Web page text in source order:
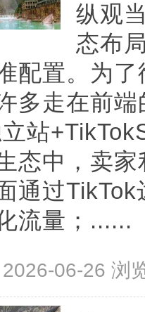
纵观
态布
配置。为
多走在前
立站
态中，卖
通过
流量；......
06-26 浏